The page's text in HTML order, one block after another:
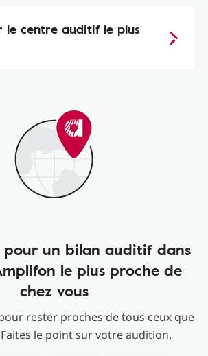
le centre auditif le plus
pour un bilan auditif dans
le plus proche de
chez vous
rester proches de tous ceux que
le point sur votre audition.